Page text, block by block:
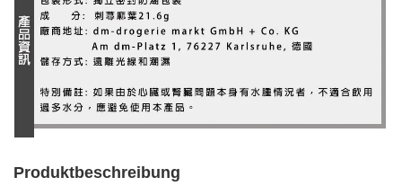
Produktbeschreibung